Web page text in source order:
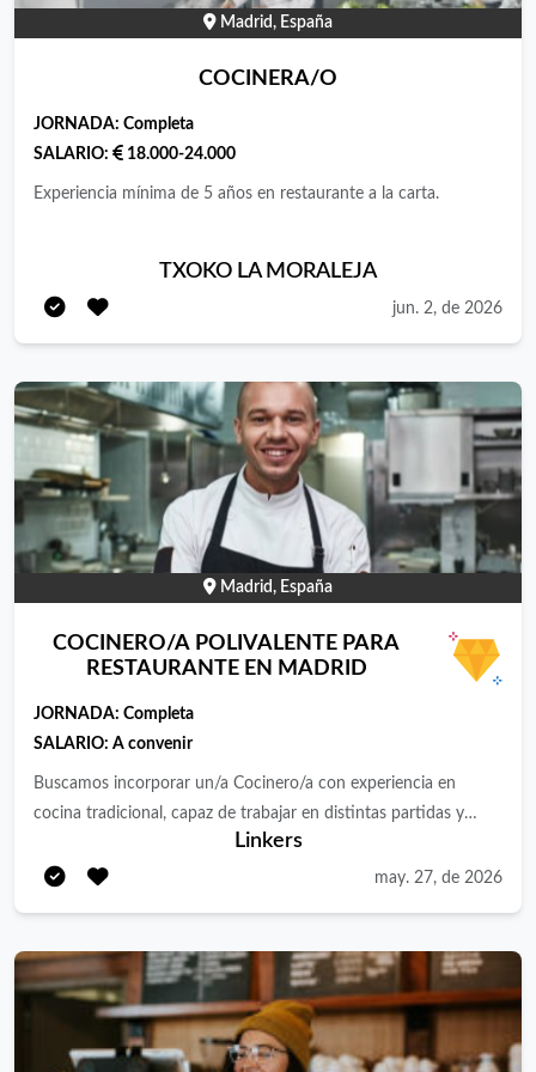
Madrid, España
COCINERA/O
JORNADA: Completa
SALARIO:
18.000-24.000
Experiencia mínima de 5 años en restaurante a la carta.
TXOKO LA MORALEJA
jun. 2, de 2026
Madrid, España
COCINERO/A POLIVALENTE PARA
RESTAURANTE EN MADRID
JORNADA: Completa
SALARIO: A convenir
Buscamos incorporar un/a Cocinero/a con experiencia en
cocina tradicional, capaz de trabajar en distintas partidas y
adaptarse a una operativa dinámica, donde el producto y la
ejecución son clave. Funciones principales Elaboración y
pase, etc.), según necesidades del servicio. Preparación de mise
en place y apoyo en producción diaria. Ejecución de platos
durante el servicio, asegurando tiempos, presentación y calidad.
Mantenimiento del orden y limpieza en la zona de trabajo.
Linkers
may. 27, de 2026